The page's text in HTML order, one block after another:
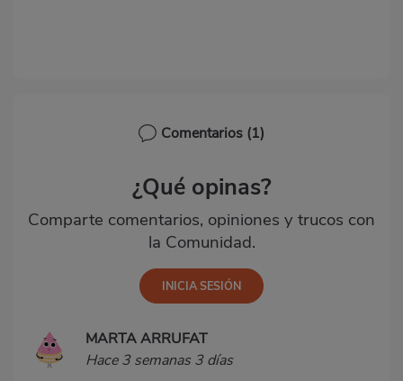
Comentarios (1)
¿Qué opinas?
Comparte comentarios, opiniones y trucos con
la Comunidad.
MARTA ARRUFAT
Hace 3 semanas 3 días